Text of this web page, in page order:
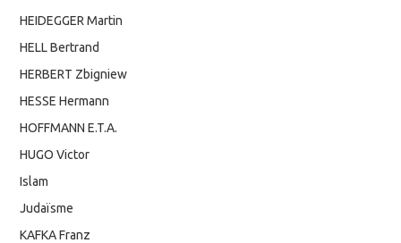
HEIDEGGER Martin
HELL Bertrand
HERBERT Zbigniew
HESSE Hermann
HOFFMANN E.T.A.
HUGO Victor
Islam
Judaïsme
KAFKA Franz